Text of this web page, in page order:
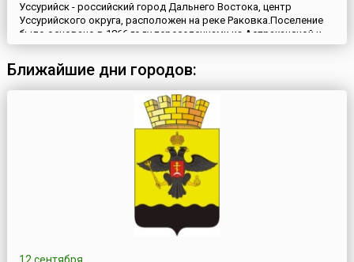
Уссурийск - российский город Дальнего Востока, центр
Уссурийского округа, расположен на реке Раковка.Поселение
было основано в 1866 году переселенцами из Астраханской и
Воронежской губерний как село Никольское. В конце 19 века
село разрастается, превращается в торговый центр. В апреле
1898 года по царскому указу село Никольское и
сопровождающие его поселки были преобразованы в город.
Ближайшие дни городов: